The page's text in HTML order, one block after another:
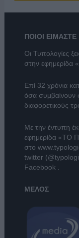
ΠΟΙΟΙ ΕΙΜΑΣΤΕ
Οι Τυπολογίες
στην εφημερίδα
Επί 32 χρόνια
όσα συμβαίνουν
διαφορετικούς
Με την έντυπη
εφημερίδα «ΤΟ
στο
twitter
Facebook
ΜΕΛΟΣ